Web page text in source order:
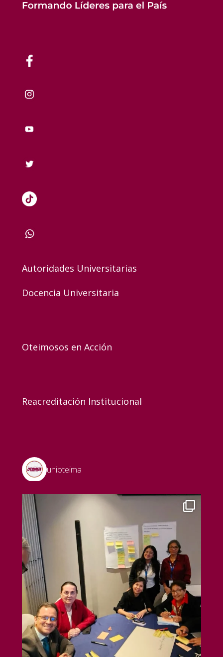
Autoridades Universitarias
Docencia Universitaria
Oteimosos en Acción
Reacreditación Institucional
unioteima